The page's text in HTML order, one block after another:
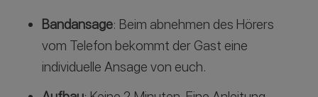
Bandansage: Beim abnehmen des Hörers
vom Telefon bekommt der Gast eine
individuelle Ansage von euch.